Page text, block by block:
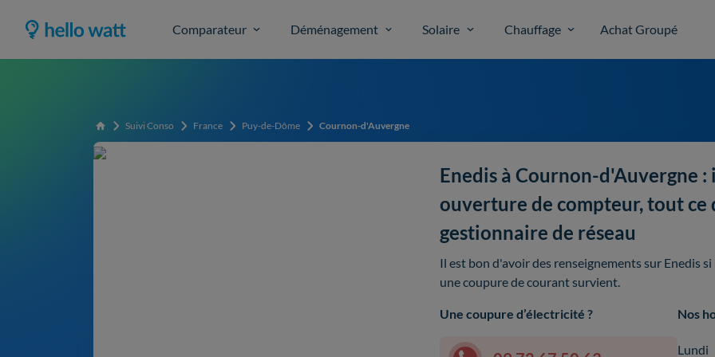
Comparateur Déménagement Solaire Chauffage Achat Groupé
Accueil Suivi Conso France Puy-de-Dôme Cournon-d'Auvergne
Enedis à Cournon-d'Auvergne
ouverture de compteur, tout
gestionnaire de réseau
Il est bon d'avoir des renseignements sur Enedis
une coupure de courant survient.
Une coupure d’électricité ? Nos
Lundi